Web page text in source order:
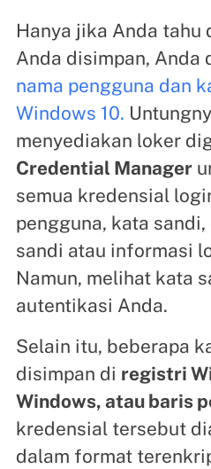
Hanya jika Anda tahu
Anda disimpan, Anda
nama pengguna dan
Windows 10.
menyediakan loker
Credential Manager
semua kredensial
pengguna, kata
sandi atau informasi
Namun, melihat kata
autentikasi Anda.
Selain itu, beberapa
disimpan di registri
Windows, atau baris
kredensial tersebut
dalam format